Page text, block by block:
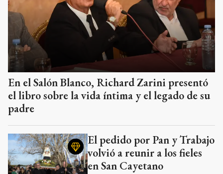
En el Salón Blanco, Richard Zarini presentó
el libro sobre la vida íntima y el legado de su
padre
El pedido por Pan y Trabajo
volvió a reunir a los fieles
en San Cayetano